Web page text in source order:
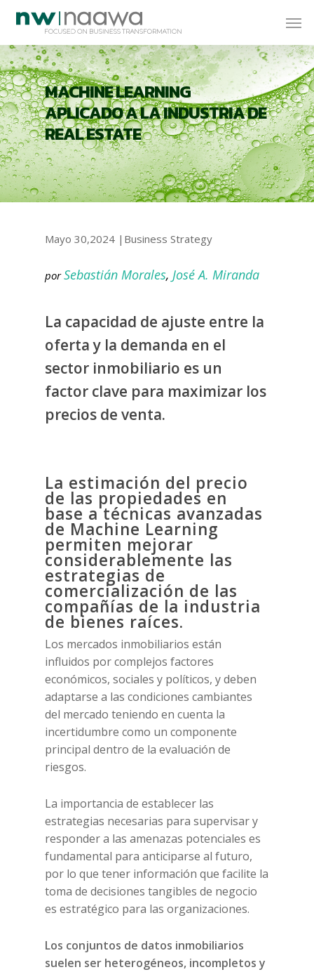
MACHINE LEARNING
APLICADO A LA INDUSTRIA DE
REAL ESTATE
Mayo 30,2024 |Business Strategy
porSebastián Morales,José A. Miranda
La capacidad de ajuste entre la
oferta y la demanda en el
sector inmobiliario es un
factor clave para maximizar los
precios de venta.
La estimación del precio
de las propiedades en
base a técnicas avanzadas
de Machine Learning
permiten mejorar
considerablemente las
estrategias de
comercialización de las
compañías de la industria
de bienes raíces.
Los mercados inmobiliarios están
influidos por complejos factores
económicos, sociales y políticos, y deben
adaptarse a las condiciones cambiantes
del mercado teniendo en cuenta la
incertidumbre como un componente
principal dentro de la evaluación de
riesgos.
La importancia de establecer las
estrategias necesarias para supervisar y
responder a las amenazas potenciales es
fundamental para anticiparse al futuro,
por lo que tener información que facilite la
toma de decisiones tangibles de negocio
es estratégico para las organizaciones.
Los conjuntos de datos inmobiliarios
suelen ser heterogéneos, incompletos y